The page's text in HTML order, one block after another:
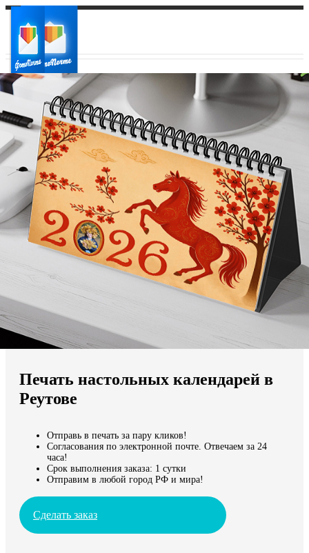
Ваш город:
Ваш регион доставки
Выберите из списка:
Мы доставляем по всему миру
Продолжить без города
Печать настольных календарей в
Реутове
Отправь в печать за пару кликов!
Согласования по электронной почте. Отвечаем за 24
часа!
Срок выполнения заказа: 1 сутки
Отправим в любой город РФ и мира!
Сделать заказ